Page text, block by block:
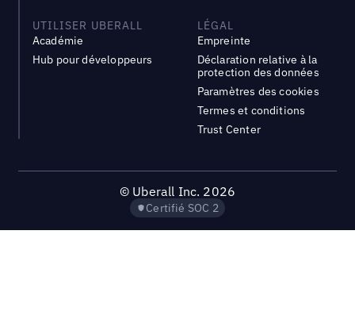
UTILISER UBERALL
Académie
Hub pour développeurs
LÉGAL
Empreinte
Déclaration relative à la
protection des données
Paramètres des cookies
Termes et conditions
Trust Center
© Uberall Inc. 2026
Certifié SOC 2